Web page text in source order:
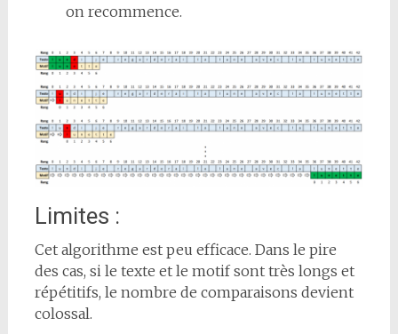
on recommence.
Limites :
Cet algorithme est peu efficace. Dans le pire
des cas, si le texte et le motif sont très longs et
répétitifs, le nombre de comparaisons devient
colossal.